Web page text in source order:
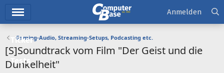
Ticker
Tests
Anmelden
Gaming-Audio, Streaming-Setups, Podcasting etc.
[S]Soundtrack vom Film "Der Geist und die
Dunkelheit"